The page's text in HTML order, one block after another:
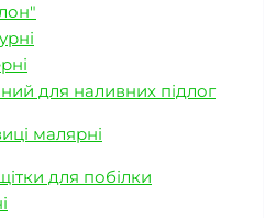
для наливних підлог
малярні
для побілки